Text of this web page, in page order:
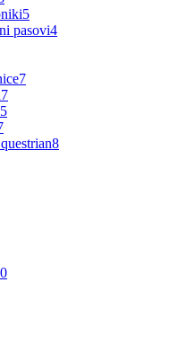
5
pasovi4
7
7
8